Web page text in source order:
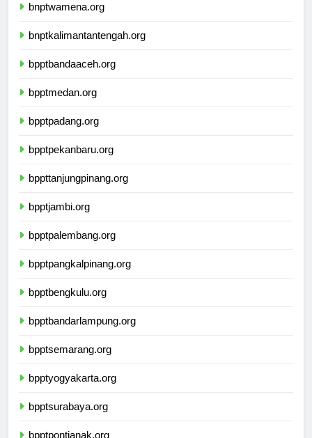
bnptwamena.org
bnptkalimantantengah.org
bpptbandaaceh.org
bpptmedan.org
bpptpadang.org
bpptpekanbaru.org
bppttanjungpinang.org
bpptjambi.org
bpptpalembang.org
bpptpangkalpinang.org
bpptbengkulu.org
bpptbandarlampung.org
bpptsemarang.org
bpptyogyakarta.org
bpptsurabaya.org
bpptpontianak.org